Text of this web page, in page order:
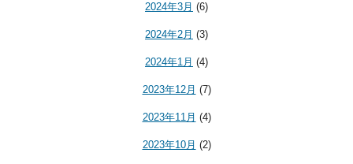
2024年3月 (6)
2024年2月 (3)
2024年1月 (4)
2023年12月 (7)
2023年11月 (4)
2023年10月 (2)